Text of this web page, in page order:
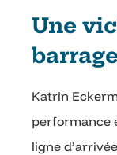
Une
Katrin
performance
ligne